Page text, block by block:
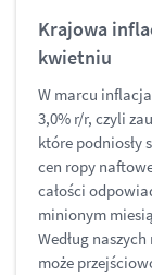
Krajowa
kwietniu
W marcu
3,0% r/r, czyli
które podniosły
cen ropy
całości
minionym
Według
może